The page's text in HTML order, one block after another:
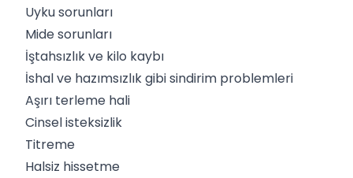
Uyku sorunları
Mide sorunları
İştahsızlık ve kilo kaybı
İshal ve hazımsızlık gibi sindirim problemleri
Aşırı terleme hali
Cinsel isteksizlik
Titreme
Halsiz hissetme